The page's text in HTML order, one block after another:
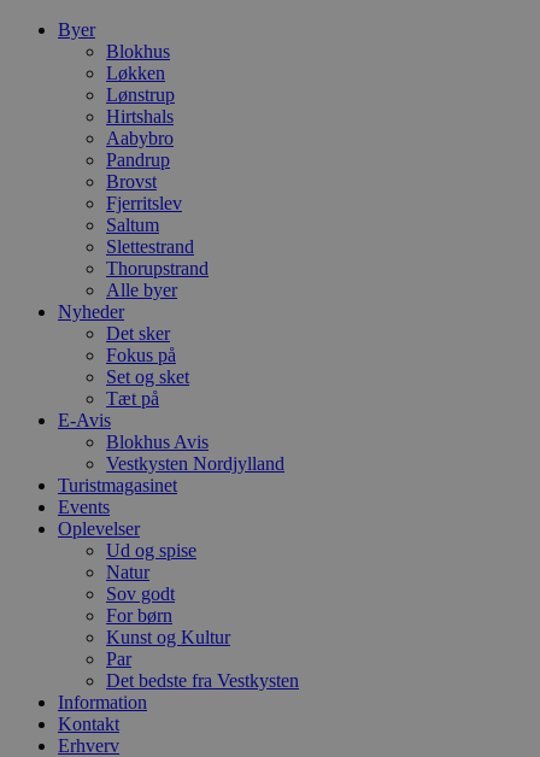
Byer
Blokhus
Løkken
Lønstrup
Hirtshals
Aabybro
Pandrup
Brovst
Fjerritslev
Saltum
Slettestrand
Thorupstrand
Alle byer
Nyheder
Det sker
Fokus på
Set og sket
Tæt på
E-Avis
Blokhus Avis
Vestkysten Nordjylland
Turistmagasinet
Events
Oplevelser
Ud og spise
Natur
Sov godt
For børn
Kunst og Kultur
Par
Det bedste fra Vestkysten
Information
Kontakt
Erhverv